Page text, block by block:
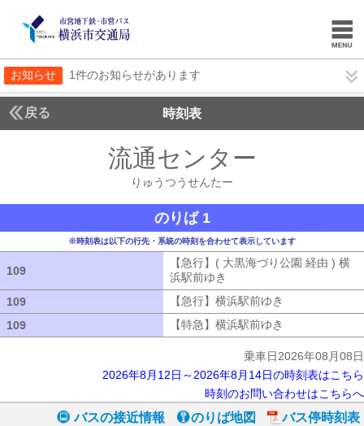
お知らせ 1件のお知らせがあります
戻る 時刻表
流通センター
りゅうつうせんたー
のりば 1
※時刻表は以下の行先・系統の時刻を合わせて表示しています
109
【急行】( 大黒海づり公園 経由 ) 横
浜駅前ゆき
109
【急行】横浜駅前ゆき
109
【特急】横浜駅前ゆき
乗車日2026年08月08日
2026年8月12日～2026年8月14日の時刻表はこちら
時刻のお問い合わせはこちらへ
バスの接近情報 のりば地図
バス停時刻表